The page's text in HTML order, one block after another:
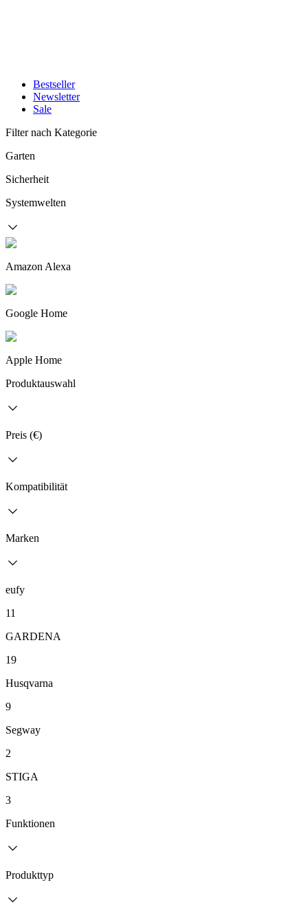
Bestseller
Newsletter
Sale
Filter nach Kategorie
Garten
Sicherheit
Systemwelten
Amazon Alexa
Google Home
Apple Home
Produktauswahl
Preis (€)
Kompatibilität
Marken
eufy
11
GARDENA
19
Husqvarna
9
Segway
2
STIGA
3
Funktionen
Produkttyp